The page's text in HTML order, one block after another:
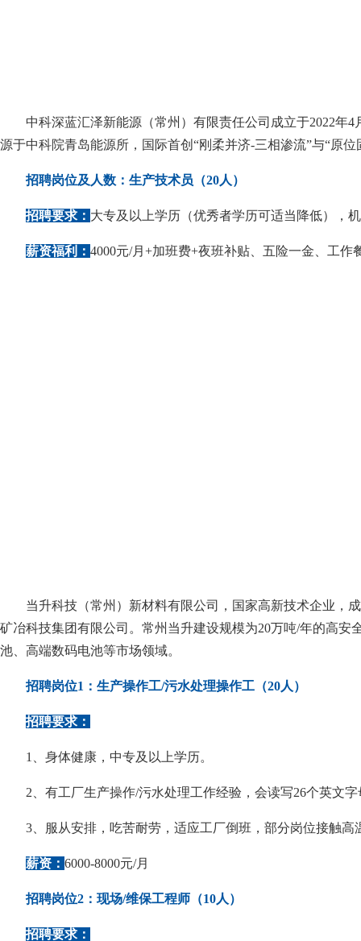
中科深蓝汇泽新能源（常州）有限责任公司成立于2022年
源于中科院青岛能源所，国际首创“刚柔并济-三相渗流”与“原
招聘岗位及人数：生产技术员（20人）
招聘要求： 大专及以上学历（优秀者学历可适当降低），
薪资福利： 4000元/月+加班费+夜班补贴、五险一金、工作
当升科技（常州）新材料有限公司，国家高新技术企业，
矿冶科技集团有限公司。常州当升建设规模为20万吨/年的高
池、高端数码电池等市场领域。
招聘岗位1：生产操作工/污水处理操作工（20人）
招聘要求：
1、身体健康，中专及以上学历。
2、有工厂生产操作/污水处理工作经验，会读写26个英文字
3、服从安排，吃苦耐劳，适应工厂倒班，部分岗位接触高
薪资： 6000-8000元/月
招聘岗位2：现场/维保工程师（10人）
招聘要求：